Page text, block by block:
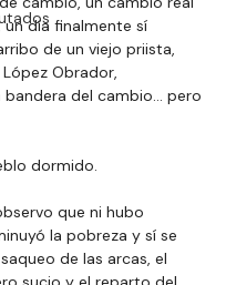
día finalmente sí
de un viejo priista,
Obrador,
bandera del cambio… pero
dormido.
que ni hubo
la pobreza y sí se
de las arcas, el